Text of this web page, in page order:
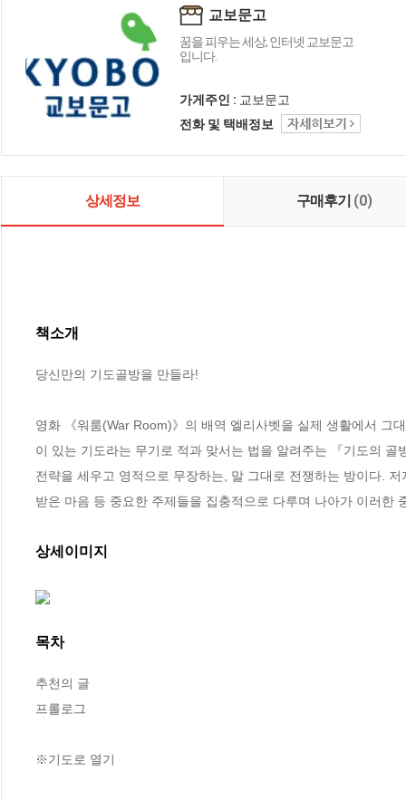
교보문고
꿈을 피우는 세상, 인터넷 교보문고
입니다.
가게주인 : 교보문고
전화 및 택배정보
상세정보 구매후기 (0)
책소개
당신만의 기도골방을 만들라!
영화 《워룸(War Room)》의 배역 엘리사벳을 실제 생활에서 그
이 있는 기도라는 무기로 적과 맞서는 법을 알려주는 『기도의
전략을 세우고 영적으로 무장하는, 말 그대로 전쟁하는 방이다.
받은 마음 등 중요한 주제들을 집충적으로 다루며 나아가 이러한
상세이미지
목차
추천의 글
프롤로그
※기도로 열기